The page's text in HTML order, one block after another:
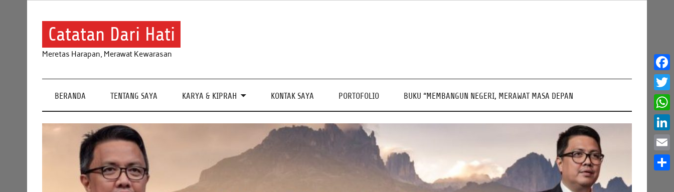
Catatan Dari Hati
Meretas Harapan, Merawat Kewarasan
BERANDA TENTANG SAYA KARYA & KIPRAH KONTAK SAYA PORTOFOLIO BUKU “MEMBANGUN NEGERI, MERAWAT MASA DEPAN
Email